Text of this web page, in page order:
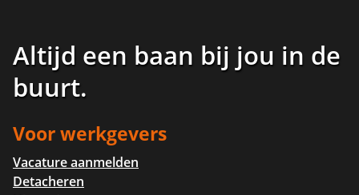
Altijd een baan bij jou in de
buurt.
Voor werkgevers
Vacature aanmelden
Detacheren